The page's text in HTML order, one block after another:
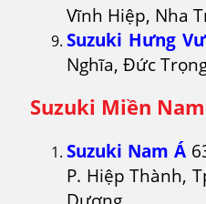
Vĩnh Hiệp, Nha
Suzuki Hưng
Nghĩa, Đức
Suzuki Miền Nam
Suzuki Nam Á
P. Hiệp Thành,